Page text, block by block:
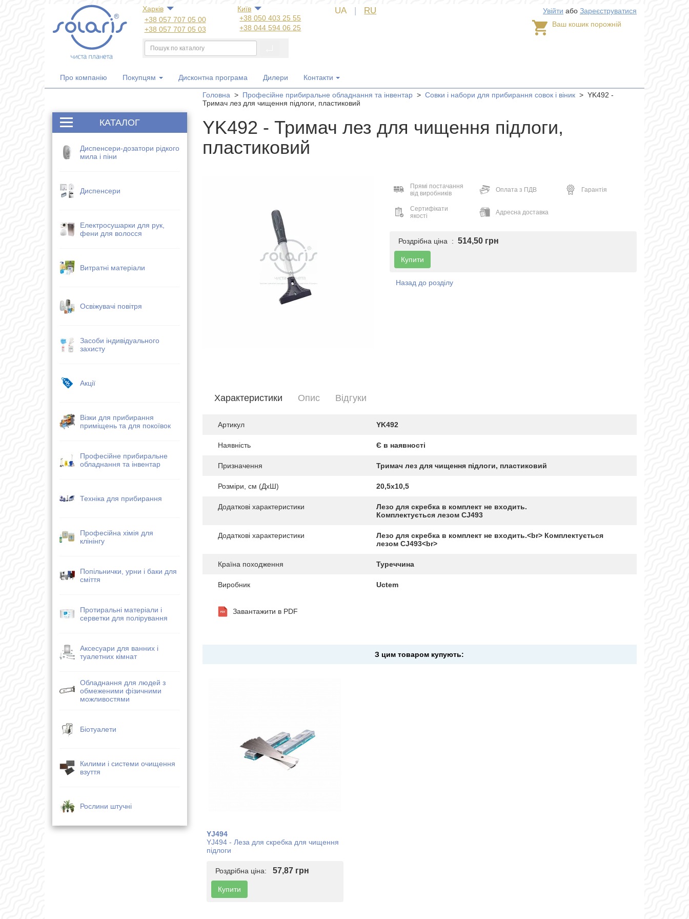
Увійти або Зареєструватися
Харкiв
+38 057 707 05 00
+38 057 707 05 03
+38 050 300 06 77
+38 067 533 81 21
+38 063 707 05 00
Київ
+38 050 403 25 55
+38 044 594 06 25
+38 067 554 50 60
UA | RU
Ваш кошик порожній
Про компанію Покупцям Дисконтна програма Дилери Контакти
Головна > Професійне прибиральне обладнання та інвентар > Совки і набори для прибирання совок і віник > YK492 -
Тримач лез для чищення підлоги, пластиковий
КАТАЛОГ
Диспенсери-дозатори рідкого
мила і піни
Диспенсери
Електросушарки для рук,
фени для волосся
Витратні матеріали
Освіжувачі повітря
Засоби індивідуального
захисту
Акції
Візки для прибирання
приміщень та для покоївок
Професійне прибиральне
обладнання та інвентар
Техніка для прибирання
Професійна хімія для
клінінгу
Попільнички, урни і баки для
сміття
Протиральні матеріали і
серветки для полірування
Аксесуари для ванних і
туалетних кімнат
Обладнання для людей з
обмеженими фізичними
можливостями
Біотуалети
Килими і системи очищення
взуття
Рослини штучні
YK492 - Тримач лез для чищення підлоги,
пластиковий
Прямі постачання
від виробників
Оплата з ПДВ Гарантія
Сертифікати
якості
Адресна доставка
Роздрібна ціна :514,50 грн
Купити
Назад до розділу
Характеристики Опис Вiдгуки
Артикул YK492
Наявність Є в наявності
Призначення Тримач лез для чищення підлоги, пластиковий
Розміри, см (ДхШ) 20,5х10,5
Додаткові характеристики
Лезо для скребка в комплект не входить.
Комплектується лезом CJ493
Додаткові характеристики
Лезо для скребка в комплект не входить.<br> Комплектується
лезом CJ493<br>
Країна походження Туреччина
Виробник Uctem
Завантажити в PDF
З цим товаром купують:
YJ494
YJ494 - Леза для скребка для чищення
підлоги
Роздрібна ціна: 57,87 грн
Купити